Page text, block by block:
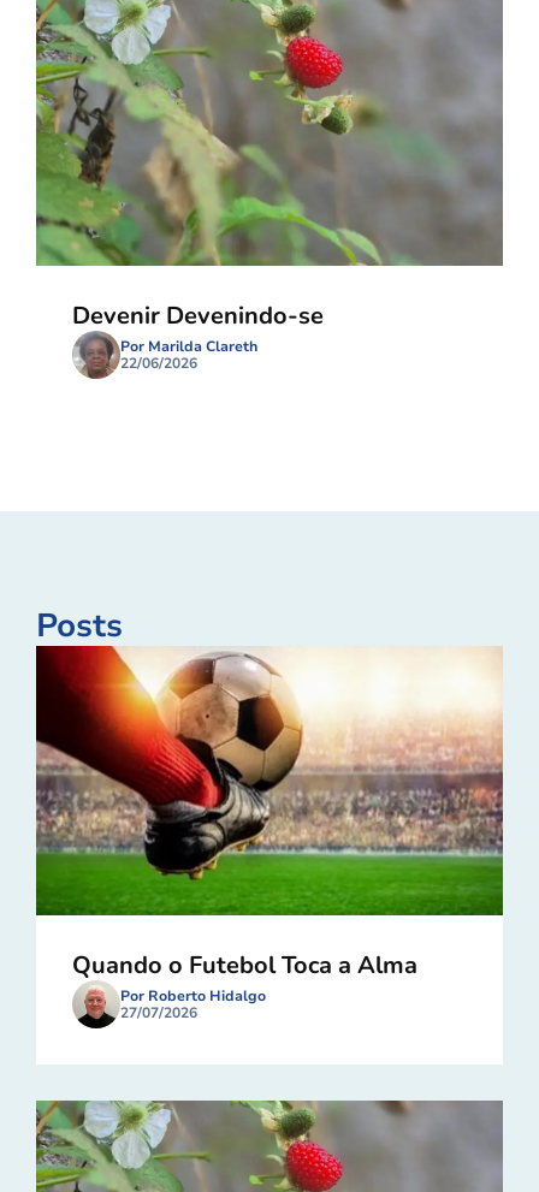
Devenir Devenindo-se
Por Marilda Clareth
22/06/2026
Posts
Quando o Futebol Toca a Alma
Por Roberto Hidalgo
27/07/2026